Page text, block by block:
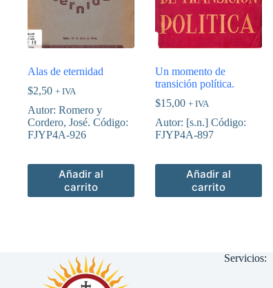
Alas de eternidad
$2,50 + IVA
Autor: Romero y
Cordero, José. Código:
FJYP4A-926
Añadir al
carrito
Un momento de
transición política.
$15,00 + IVA
Autor: [s.n.] Código:
FJYP4A-897
Añadir al
carrito
Servicios: